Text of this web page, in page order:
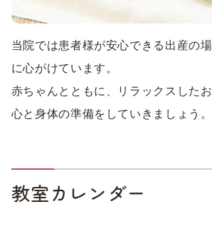
当院では患者様が安心できる出産の
に心がけています。
赤ちゃんとともに、リラックスした
心と身体の準備をしていきましょう。
教室カレンダー